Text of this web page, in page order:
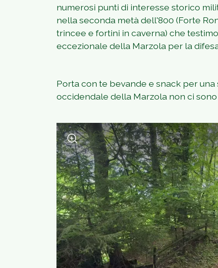
numerosi punti di interesse storico
nella seconda metà dell'800 (Forte
trincee e fortini in caverna) che
eccezionale della Marzola per la
Porta con te bevande e snack per
occidendale della Marzola non ci